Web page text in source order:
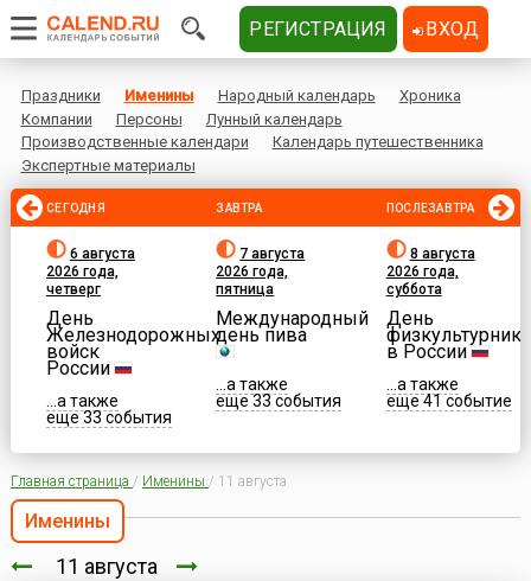
Праздники Именины Народный календарь
Хроника
Компании
Персоны
Лунный календарь
Производственные календари
Календарь путешественника
Экспертные материалы
СЕГОДНЯ
6 августа
2026 года,
четверг
День
Железнодорожных
войск
России
...а также
еще 33 события
ЗАВТРА
7 августа
2026 года,
пятница
Международный
день пива
...а также
еще 33 события
ПОСЛЕЗАВТРА
8 августа
2026 года,
суббота
День
физкультурника
в России
...а также
еще 41 событие
Главная страница / Именины / 11 августа
Именины
11 августа
РЕГИСТРАЦИЯ ВХОД